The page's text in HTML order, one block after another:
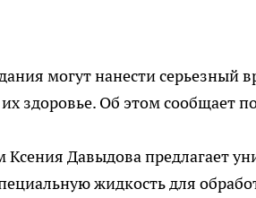
могут нанести серьезный
их здоровье. Об этом сообщает
Ксения Давыдова предлагает
жидкость для